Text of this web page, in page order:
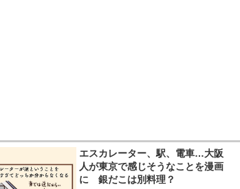
エスカレーター、駅、電車…大阪
人が東京で感じそうなことを漫画
に 銀だこは別料理？